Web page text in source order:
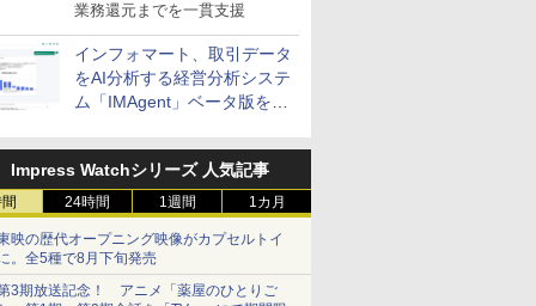
業務還元までを一貫支援
インフォマート、取引データ
をAI分析する経営分析システ
ム「IMAgent」ベータ版を提
Impress Watchシリーズ 人気記事
24時間 1週間 1カ月
映の歴代オープニング映像がカプセルトイ
。全5種で8月下旬発売
3期放送記念！ アニメ「薬屋のひとりご